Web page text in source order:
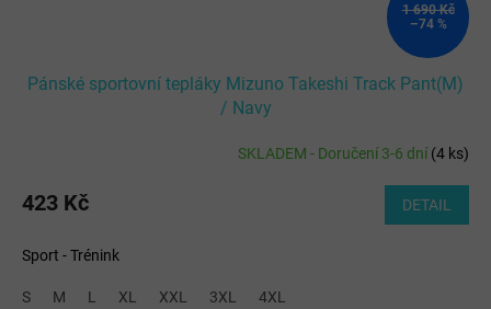
1 690 Kč
–74 %
Pánské sportovní tepláky Mizuno Takeshi Track Pant(M)
/ Navy
SKLADEM - Doručení 3-6 dní(4 ks)
423 Kč DETAIL
Sport - Trénink
S M L XL XXL 3XL 4XL